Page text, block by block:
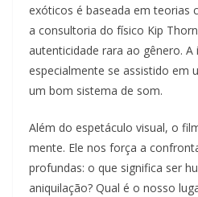
exóticos é baseada em teorias
a consultoria do físico Kip
autenticidade rara ao gênero.
especialmente se assistido em
um bom sistema de som.
Além do espetáculo visual, o
mente. Ele nos força a
profundas: o que significa ser
aniquilação? Qual é o nosso